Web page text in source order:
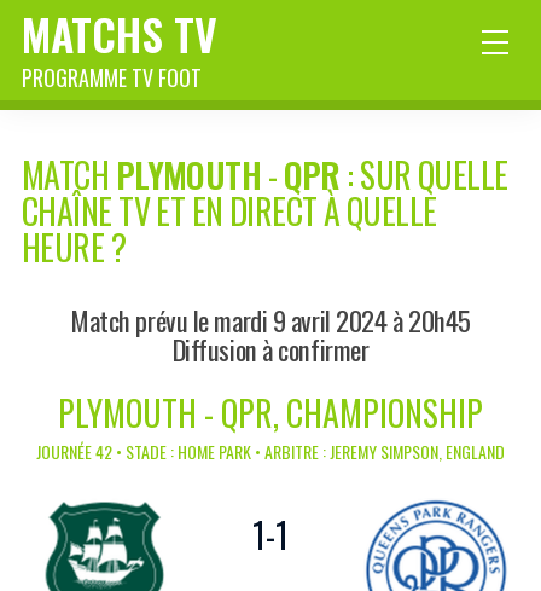
MATCHS TV
PROGRAMME TV FOOT
MATCH PLYMOUTH-QPR: SUR QUELLE
CHAÎNE TV ET EN DIRECT À QUELLE
HEURE ?
Match prévu le mardi 9 avril 2024 à 20h45
Diffusion à confirmer
PLYMOUTH - QPR, CHAMPIONSHIP
JOURNÉE 42 • STADE : HOME PARK • ARBITRE : JEREMY SIMPSON, ENGLAND
1-1